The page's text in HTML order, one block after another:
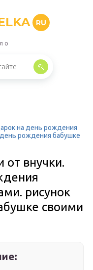
RU
о
на день рождения
рождения бабушке
от внучки.
рисунок
своими